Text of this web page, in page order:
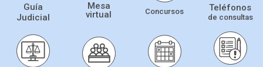
Guía
Judicial
Mesa
virtual
Concursos Teléfonos
de consultas